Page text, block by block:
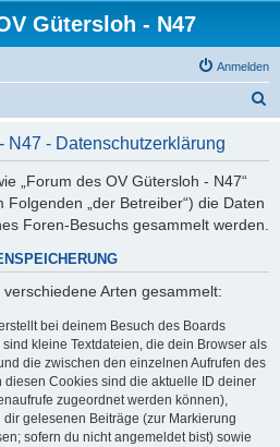
Gütersloh - N47
Anmelden
N47 - Datenschutzerklärung
„Forum des OV Gütersloh - N47“
Folgenden „der Betreiber“) die Daten
Foren-Besuchs gesammelt werden.
Arten gesammelt:
bei deinem Besuch des Boards
kleine Textdateien, die dein Browser als
die zwischen den einzelnen Aufrufen des
diesen Cookies sind die aktuelle ID deiner
zugeordnet werden können),
dir gelesenen Beiträge (zur Markierung
sofern du nicht angemeldet bist) sowie